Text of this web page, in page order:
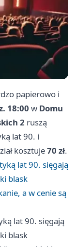
papierowo i
18:00 w Domu
2 ruszą
lat 90. i
kosztuje70 zł.
lat 90. sięgają
blask
a w cenie są
lat 90. sięgają
blask